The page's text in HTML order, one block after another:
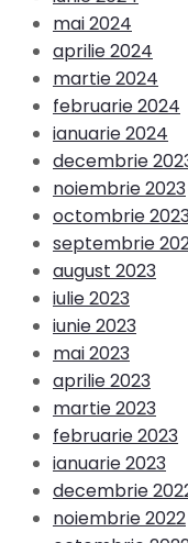
mai 2024
aprilie 2024
martie 2024
februarie 2024
ianuarie 2024
decembrie
noiembrie 2023
octombrie
septembrie
august 2023
iulie 2023
iunie 2023
mai 2023
aprilie 2023
martie 2023
februarie 2023
ianuarie 2023
decembrie
noiembrie 2022